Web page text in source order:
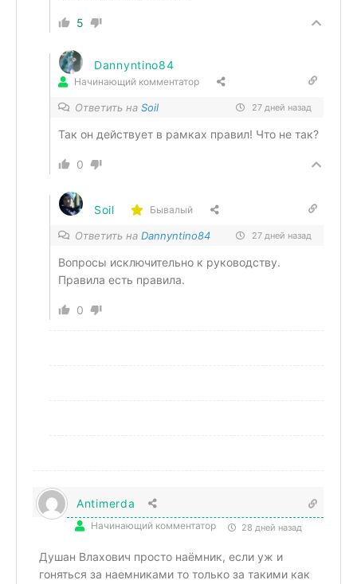
5
Dannyntino84
Начинающий комментатор
Ответить на Soil 27 дней назад
Так он действует в рамках правил! Что не так?
0
Soil Бывалый
Ответить на Dannyntino84 27 дней назад
Вопросы исключительно к руководству.
Правила есть правила.
0
Antimerda
Начинающий комментатор 28 дней назад
Душан Влахович просто наёмник, если уж и
гоняться за наемниками то только за такими как